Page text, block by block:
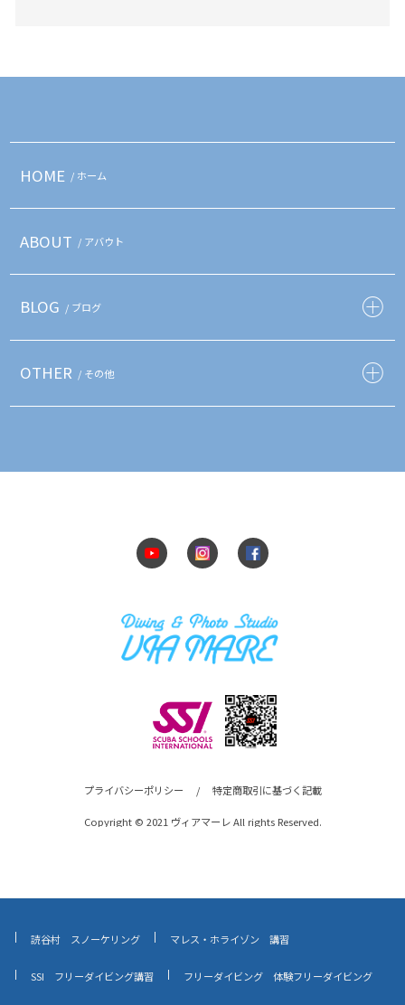
HOME / ホーム
ABOUT / アバウト
BLOG / ブログ
OTHER / その他
プライバシーポリシー / 特定商取引に基づく記載
Copyright © 2021 ヴィアマーレ All rights Reserved.
読谷村 スノーケリング マレス・ホライゾン 講習
SSI フリーダイビング講習 フリーダイビング 体験フリーダイビング